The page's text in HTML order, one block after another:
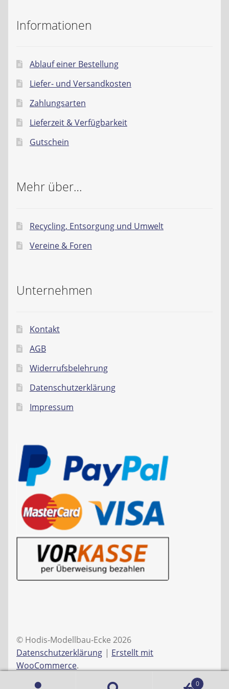
Widerrufsbelehrung
Datenschutzerklärung
Impressum
Informationen
Ablauf einer Bestellung
Liefer- und Versandkosten
Zahlungsarten
Lieferzeit & Verfügbarkeit
Gutschein
Mehr über…
Recycling, Entsorgung und Umwelt
Vereine & Foren
Unternehmen
Kontakt
AGB
Widerrufsbelehrung
Datenschutzerklärung
Impressum
© Hodis-Modellbau-Ecke 2026
Datenschutzerklärung
Erstellt mit
WooCommerce.
0